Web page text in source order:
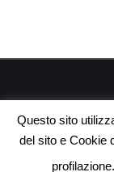
Questo sito
del sito e Cookie
profilazione.